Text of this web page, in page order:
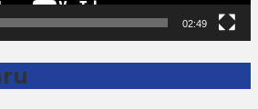
02:49